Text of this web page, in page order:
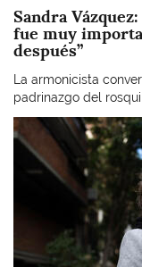
Sandra
fue muy
después”
La armonicista
padrinazgo del
Imagen